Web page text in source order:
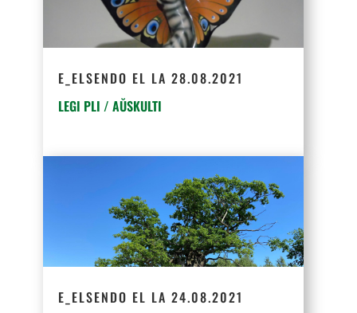
E_ELSENDO EL LA 28.08.2021
LEGI PLI / AŬSKULTI
E_ELSENDO EL LA 24.08.2021